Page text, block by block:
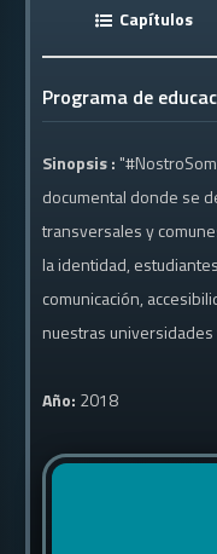
Capítulos
Programa de
Sinopsis :
documental donde se
transversales y
la identidad,
comunicación,
nuestras
Año: 2018